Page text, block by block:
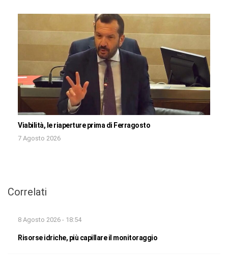
Viabilità, le riaperture prima di Ferragosto
7 Agosto 2026
Correlati
8 Agosto 2026 - 18:54
Risorse idriche, più capillare il monitoraggio